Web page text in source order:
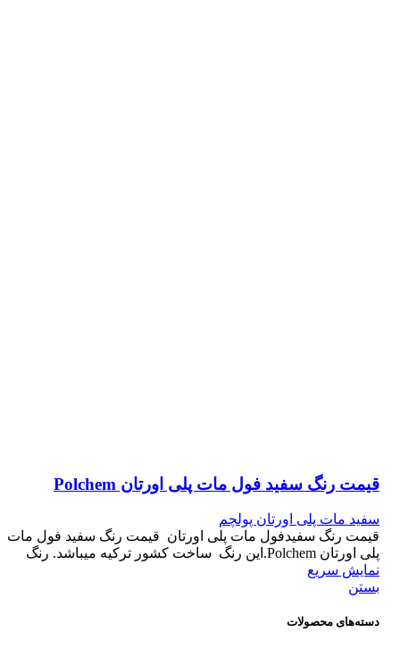
بستن
دسته‌های محصولات
قیمت رنگ سفید فول مات پلی اورتان Polchem
سفید مات پلی اورتان پولچم
قیمت رنگ سفیدفول مات پلی اورتان قیمت رنگ سفید فول مات
پلی اورتان Polchem.این رنگ ساخت کشور ترکیه میباشد. رنگ
نمایش سریع